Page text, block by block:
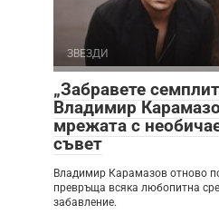
ЗВЕЗДИ
„Забравете
Владимир
мрежата с
съвет
Владимир Карамазов отново
превръща всяка любопитна
забавление.